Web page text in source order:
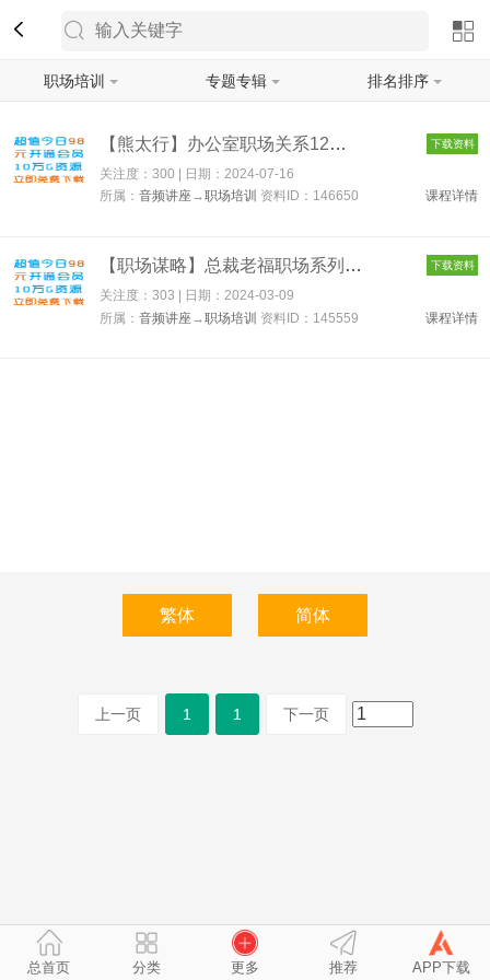
职场培训 专题专辑 排名排序
【熊太行】办公室职场关系12讲 146650 下载资料
关注度：300 | 日期： 2024-07-16
所属：音频讲座→职场培训 资料ID：146650 课程详情
【职场谋略】总裁老福职场系列课程 145559 下载资料
关注度：303 | 日期：2024-03-09
所属：音频讲座→职场培训 资料ID：145559 课程详情
上一页 1 1 下一页
总首页 分类 更多 推荐 APP下载